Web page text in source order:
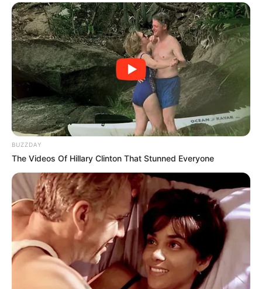
ช่วงวันที่ 21 – 31การงานดูเหมือนงานจะเยอะขึ้น ต้องรับ
ผิดชอบงานแทนคนอื่นอย่างที่ปฏิเสธไม่ได้ อาจมีการรับคน
งานใหม่ ได้ผู้ช่วยมาผ่อนแรง ช่วงนี้เหมาะในการเจรจา
กิจการเสื้อผ้า อาหาร ความงามก้าวหน้า รายได้ดีการเงินมี
รายจ่ายแบบจำใจต้องจ่ายอยู่บ้าง แต่ไม่กระทบสภาพคล่อง
ลูกหนี้อาจมาเอาเงินมาคืนช้าหน่อยแต่ไม่ถึงกับหนี้สูญ
สบายใจได้ มีลาภปาก ความรักเป็นลักษณะอย่าบอกให้ใครรู้
ว่าเราคบกันแบบไหน ความสัมพันธ์ไม่เปิดเผย แต่มีโอกาส
ได้หวานกันบ้าง ส่วนคนโสดจะได้เพื่อนฝูงคนสนิทแนะนำให้
BUZZDAY
The Videos Of Hillary Clinton That Stunned Everyone